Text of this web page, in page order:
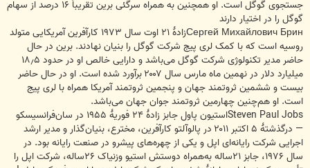
جستجوی گوگل است. او همچنین به همراه سرگئی برین تقریباً ۱۶ درصد از سهام
گوگل را در اختیار دارند
Сергей Михайлович Бринزادهٔ ۲۱ اوت سال ۱۹۷۳ کارآفرین آمریکایی متولد
روسیه است که با کمک لری پیج شرکت گوگل را بنیان نهادند. برین در حال
حاضر مدیر تکنولوژی شرکت گوگل می‌باشد و دارایی خالص او در حدود ۱۸٫۵
میلیارد دلار در نهمین ماه مارس سال ۲۰۰۷ برآورد شده است. او در حال حاضر
بیست و ششمین ثروتمند جهان و پنجمین ثروتمند آمریکا همراه با لری پیج
است. او هم‌چنین چهارمین ثروتمند جوان جهان می‌باشد.
Steven Paul Jobsاستیون پاول جابز زادهٔ ۲۴ فوریهٔ ۱۹۵۵ در سان‌فرانسیسکو
— درگذشتهٔ ۵ اکتبر ۲۰۱۱ در پالوآلتو کارآفرین، مخترع، بنیان‌گذار و مدیر ارشد
اجرایی شرکت رایانه‌ای اپل و یکی از چهره‌های پیشرو در صنعت رایانه بود. در
سال ۱۹۷۶، جابز ۲۱ساله به‌همراه دوستش استیو وزنیاک ۲۶ساله، شرکت اپل را